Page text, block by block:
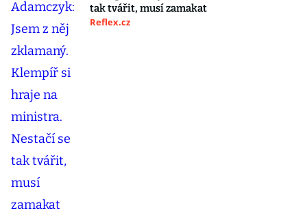
tak tvářit, musí zamakat
Reflex.cz